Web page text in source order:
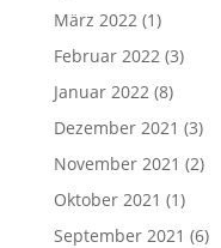
März 2022(1)
Februar 2022(3)
Januar 2022(8)
Dezember 2021 (3)
November 2021 (2)
Oktober 2021 (1)
September 2021 (6)